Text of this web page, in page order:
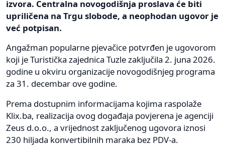
izvora. Centralna novogodišnja proslava će biti
upriličena na Trgu slobode, a neophodan ugovor je
već potpisan.
Angažman popularne pjevačice potvrđen je ugovorom
koji je Turistička zajednica Tuzle zaključila 2. juna 2026.
godine u okviru organizacije novogodišnjeg programa
za 31. decembar ove godine.
Prema dostupnim informacijama kojima raspolaže
Klix.ba, realizacija ovog događaja povjerena je agenciji
Zeus d.o.o., a vrijednost zaključenog ugovora iznosi
230 hiljada konvertibilnih maraka bez PDV-a.